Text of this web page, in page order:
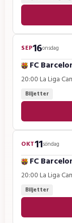
SEP16onsdag
FC
20:00·La Liga·
Biljetter
OKT11söndag
FC
20:00·La Liga·
Biljetter